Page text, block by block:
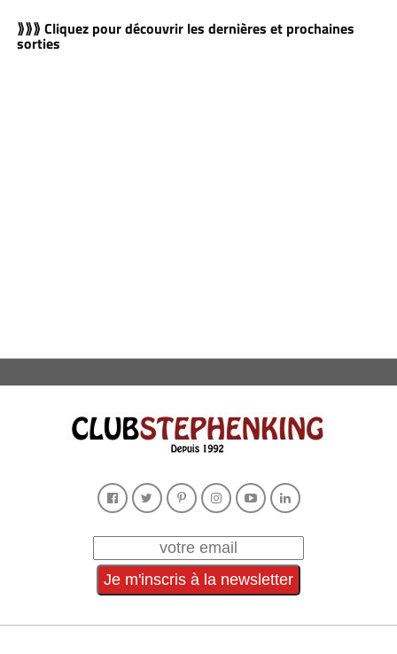
⟫⟫⟫ Cliquez pour découvrir les dernières et prochaines
sorties